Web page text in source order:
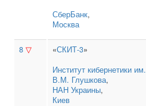
СберБанк,
Москва
8 ▽ «СКИТ-3»
Институт кибернетики им.
В.М. Глушкова,
НАН Украины,
Киев